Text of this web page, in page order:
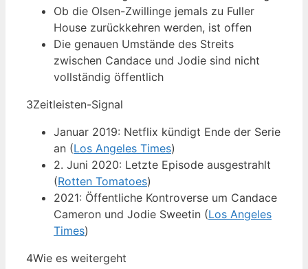
Ob die Olsen-Zwillinge jemals zu Fuller
House zurückkehren werden, ist offen
Die genauen Umstände des Streits
zwischen Candace und Jodie sind nicht
vollständig öffentlich
3Zeitleisten-Signal
Januar 2019: Netflix kündigt Ende der Serie
an (Los Angeles Times)
2. Juni 2020: Letzte Episode ausgestrahlt
(Rotten Tomatoes)
2021: Öffentliche Kontroverse um Candace
Cameron und Jodie Sweetin (Los Angeles
Times)
4Wie es weitergeht